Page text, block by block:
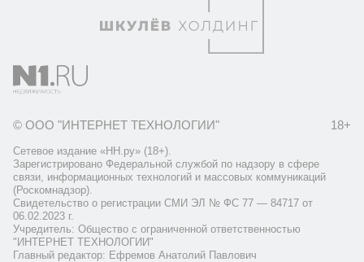
© ООО "ИНТЕРНЕТ ТЕХНОЛОГИИ" 18+
Сетевое издание «НН.ру» (18+).
Зарегистрировано Федеральной службой по надзору в сфере
связи, информационных технологий и массовых коммуникаций
(Роскомнадзор).
Свидетельство о регистрации СМИ ЭЛ № ФС 77 — 84717 от
06.02.2023 г.
Учредитель: Общество с ограниченной ответственностью
"ИНТЕРНЕТ ТЕХНОЛОГИИ"
Главный редактор: Ефремов Анатолий Павлович